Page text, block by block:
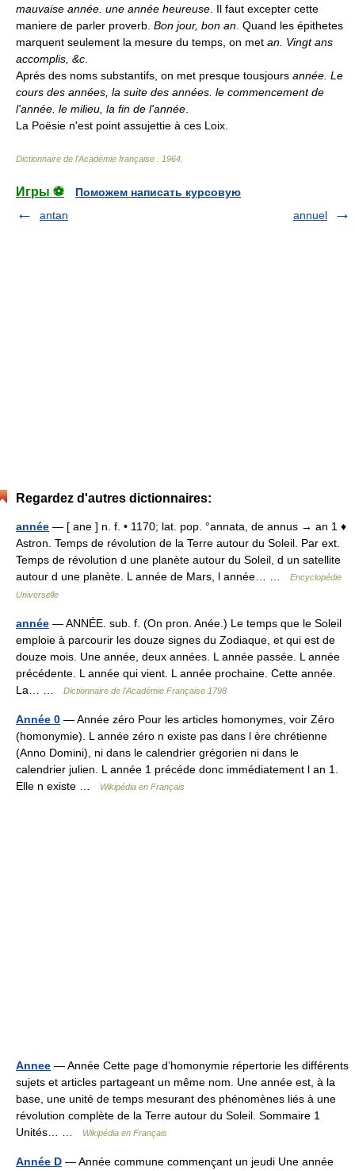
mauvaise année. une année heureuse . Il faut excepter cette
maniere de parler proverb. Bon jour, bon an . Quand les épithetes
marquent seulement la mesure du temps, on met an. Vingt ans
accomplis, &c
Aprés des noms substantifs, on met presque tousjours année. Le
cours des années, la suite des années. le commencement de
l'année. le milieu, la fin de l'année
La Poësie n'est point assujettie à ces Loix.
Dictionnaire de l'Académie française 1964
Игры ⚽
Поможем написать курсовую
antan
annuel
Regardez d'autres dictionnaires:
année — [ ane ] n. f. • 1170; lat. pop. °annata, de annus → an 1 ♦
Astron. Temps de révolution de la Terre autour du Soleil. Par ext.
Temps de révolution d une planète autour du Soleil, d un satellite
autour d une planète. L année de Mars, l année… …
Encyclopédie
Universelle
année — ANNÉE. sub. f. (On pron. Anée.) Le temps que le Soleil
emploie à parcourir les douze signes du Zodiaque, et qui est de
douze mois. Une année, deux années. L année passée. L année
précédente. L année qui vient. L année prochaine. Cette année.
La… …
Dictionnaire de l'Académie Française 1798
Année 0 — Année zéro Pour les articles homonymes, voir Zéro
(homonymie). L année zéro n existe pas dans l ère chrétienne
(Anno Domini), ni dans le calendrier grégorien ni dans le
calendrier julien. L année 1 précéde donc immédiatement l an 1.
Elle n existe …
Wikipédia en Français
Annee — Année Cette page d’homonymie répertorie les différents
sujets et articles partageant un même nom. Une année est, à la
base, une unité de temps mesurant des phénomènes liés à une
révolution complète de la Terre autour du Soleil. Sommaire 1
Unités… …
Wikipédia en Français
Année D — Année commune commençant un jeudi Une année